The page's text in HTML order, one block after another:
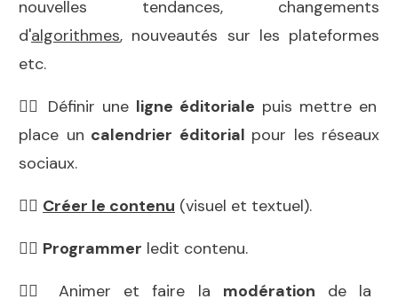
nouvelles tendances, changements
d'algorithmes, nouveautés sur les plateformes
etc.
👉🏻 Définir une ligne éditoriale puis mettre en
place un calendrier éditorial pour les réseaux
sociaux.
👉🏻 Créer le contenu (visuel et textuel).
👉🏻 Programmer ledit contenu.
👉🏻 Animer et faire la modération de la